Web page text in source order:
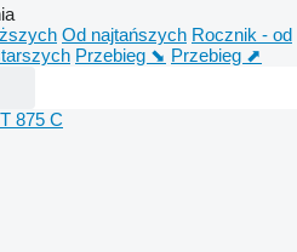
Od najtańszych Rocznik - od
Przebieg ⬊ Przebieg ⬈